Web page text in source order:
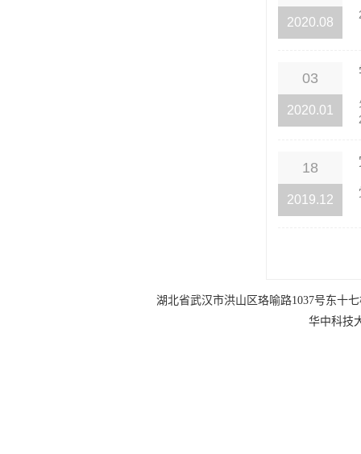
2020.08
03
2020.01
18
2019.12
湖北省武汉市洪山区珞喻路1037号东十
华中科技